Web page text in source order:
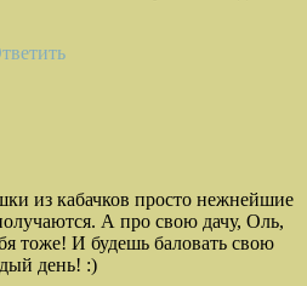
из кабачков просто нежнейшие
А про свою дачу, Оль,
тоже! И будешь баловать свою
день! :)